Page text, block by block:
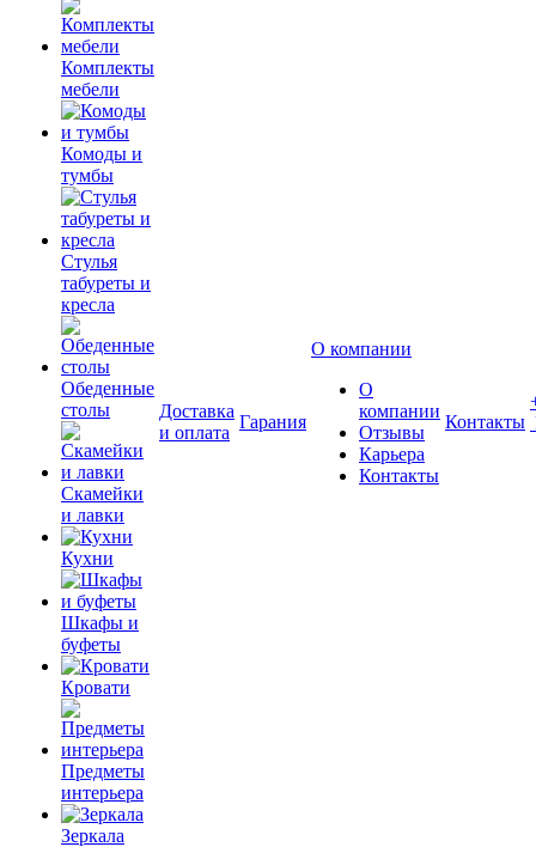
Комплекты
мебели
Комоды и
тумбы
Стулья
табуреты и
кресла
Обеденные
столы
Скамейки
и лавки
Кухни
Шкафы и
буфеты
Кровати
Предметы
интерьера
Зеркала
Доставка
и оплата
Гарания
О компании
О
компании
Отзывы
Карьера
Контакты
Контакты